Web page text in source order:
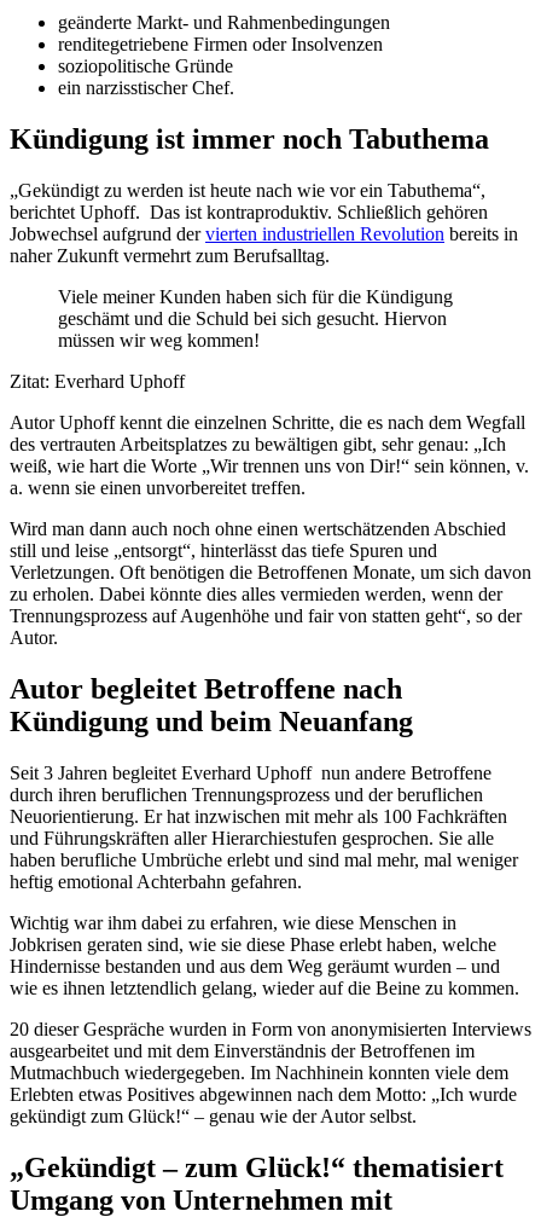
geänderte Markt- und Rahmenbedingungen
renditegetriebene Firmen oder Insolvenzen
soziopolitische Gründe
ein narzisstischer Chef.
Kündigung ist immer noch Tabuthema
„Gekündigt zu werden ist heute nach wie vor ein Tabuthema“,
berichtet Uphoff. Das ist kontraproduktiv. Schließlich gehören
Jobwechsel aufgrund dervierten industriellen Revolution bereits in
naher Zukunft vermehrt zum Berufsalltag.
Viele meiner Kunden haben sich für die Kündigung
geschämt und die Schuld bei sich gesucht. Hiervon
müssen wir weg kommen!
Zitat: Everhard Uphoff
Autor Uphoff kennt die einzelnen Schritte, die es nach dem Wegfall
des vertrauten Arbeitsplatzes zu bewältigen gibt, sehr genau: „Ich
weiß, wie hart die Worte „Wir trennen uns von Dir!“ sein können, v.
a. wenn sie einen unvorbereitet treffen.
Wird man dann auch noch ohne einen wertschätzenden Abschied
still und leise „entsorgt“, hinterlässt das tiefe Spuren und
Verletzungen. Oft benötigen die Betroffenen Monate, um sich davon
zu erholen. Dabei könnte dies alles vermieden werden, wenn der
Trennungsprozess auf Augenhöhe und fair von statten geht“, so der
Autor.
Autor begleitet Betroffene nach
Kündigung und beim Neuanfang
Seit 3 Jahren begleitet Everhard Uphoff nun andere Betroffene
durch ihren beruflichen Trennungsprozess und der beruflichen
Neuorientierung. Er hat inzwischen mit mehr als 100 Fachkräften
und Führungskräften aller Hierarchiestufen gesprochen. Sie alle
haben berufliche Umbrüche erlebt und sind mal mehr, mal weniger
heftig emotional Achterbahn gefahren.
Wichtig war ihm dabei zu erfahren, wie diese Menschen in
Jobkrisen geraten sind, wie sie diese Phase erlebt haben, welche
Hindernisse bestanden und aus dem Weg geräumt wurden – und
wie es ihnen letztendlich gelang, wieder auf die Beine zu kommen.
20 dieser Gespräche wurden in Form von anonymisierten Interviews
ausgearbeitet und mit dem Einverständnis der Betroffenen im
Mutmachbuch wiedergegeben. Im Nachhinein konnten viele dem
Erlebten etwas Positives abgewinnen nach dem Motto: „Ich wurde
gekündigt zum Glück!“ – genau wie der Autor selbst.
„Gekündigt – zum Glück!“ thematisiert
Umgang von Unternehmen mit